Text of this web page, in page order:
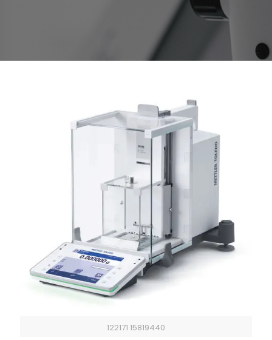
122171 15819440